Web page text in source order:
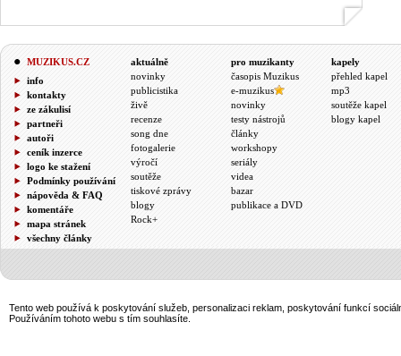
MUZIKUS.CZ
info
kontakty
ze zákulisí
partneři
autoři
ceník inzerce
logo ke stažení
Podmínky používání
nápověda & FAQ
komentáře
mapa stránek
všechny články
aktuálně
novinky
publicistika
živě
recenze
song dne
fotogalerie
výročí
soutěže
tiskové zprávy
blogy
Rock+
pro muzikanty
časopis Muzikus
e-muzikus
novinky
testy nástrojů
články
workshopy
seriály
videa
bazar
publikace a DVD
kapely
přehled kapel
mp3
soutěže kapel
blogy kapel
Tento web používá k poskytování služeb, personalizaci reklam, poskytování funkcí
Používáním tohoto webu s tím souhlasíte.